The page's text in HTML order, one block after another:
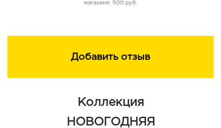
магазине: 500 руб.
Добавить отзыв
Коллекция
НОВОГОДНЯЯ